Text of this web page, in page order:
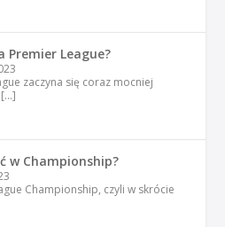
Premier League?
zaczyna się coraz mocniej
[…]
w Championship?
Championship, czyli w skrócie